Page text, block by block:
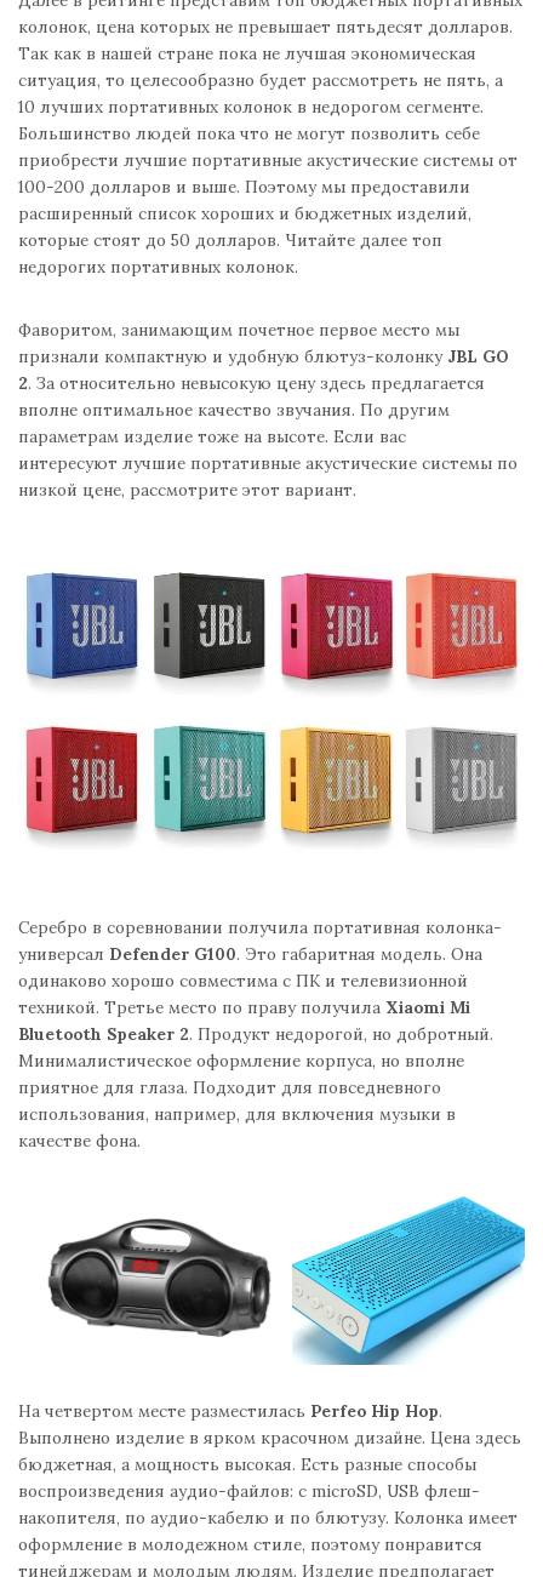
колонок, цена которых не превышает пятьдесят долларов.
Так как в нашей стране пока не лучшая экономическая
ситуация, то целесообразно будет рассмотреть не пять, а
10 лучших портативных колонок в недорогом сегменте.
Большинство людей пока что не могут позволить себе
приобрести лучшие портативные акустические системы от
100-200 долларов и выше. Поэтому мы предоставили
расширенный список хороших и бюджетных изделий,
которые стоят до 50 долларов. Читайте далее топ
недорогих портативных колонок.
Фаворитом, занимающим почетное первое место мы
признали компактную и удобную блютуз-колонку JBL GO
2. За относительно невысокую цену здесь предлагается
вполне оптимальное качество звучания. По другим
параметрам изделие тоже на высоте. Если вас
интересуют лучшие портативные акустические системы по
низкой цене, рассмотрите этот вариант.
Серебро в соревновании получила портативная колонка-
универсал Defender G100. Это габаритная модель. Она
одинаково хорошо совместима с ПК и телевизионной
техникой. Третье место по праву получила Xiaomi Mi
Bluetooth Speaker 2. Продукт недорогой, но добротный.
Минималистическое оформление корпуса, но вполне
приятное для глаза. Подходит для повседневного
использования, например, для включения музыки в
качестве фона.
На четвертом месте разместилась Perfeo Hip Hop.
Выполнено изделие в ярком красочном дизайне. Цена здесь
бюджетная, а мощность высокая. Есть разные способы
воспроизведения аудио-файлов: с microSD, USB флеш-
накопителя, по аудио-кабелю и по блютузу. Колонка имеет
оформление в молодежном стиле, поэтому понравится
тинейджерам и молодым людям. Изделие предполагает